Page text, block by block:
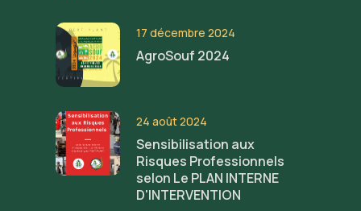
17 décembre 2024
AgroSouf 2024
24 août 2024
Sensibilisation aux
Risques Professionnels
selon Le PLAN INTERNE
D'INTERVENTION